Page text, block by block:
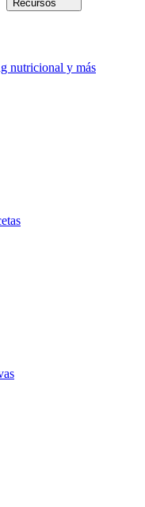
Recursos
nutricional y más